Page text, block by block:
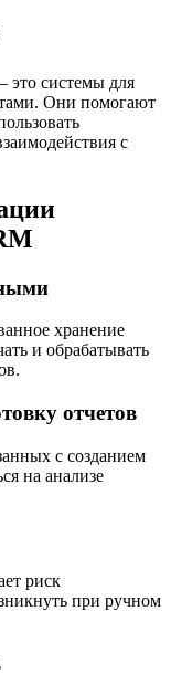
это системы для
Они помогают
с
хранение
и обрабатывать
отчетов
с созданием
на анализе
риск
при ручном